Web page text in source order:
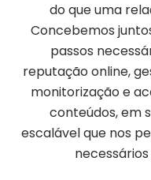
do que uma
Concebemos
passos
reputação online,
monitorização e
conteúdos, em
escalável que nos